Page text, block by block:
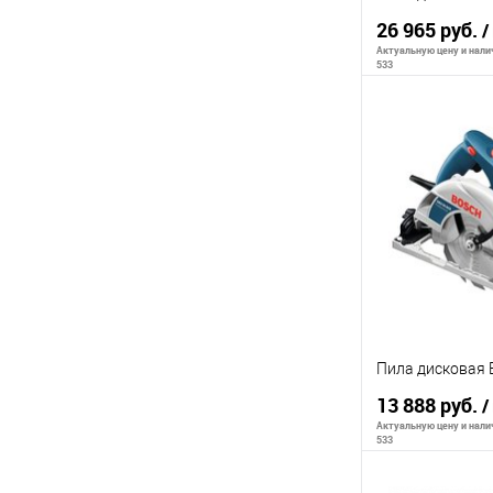
26 965 руб. /
Актуальную цену и
533
В
К сравнению
В избранное
Пила дисковая
13 888 руб. /
Актуальную цену и
533